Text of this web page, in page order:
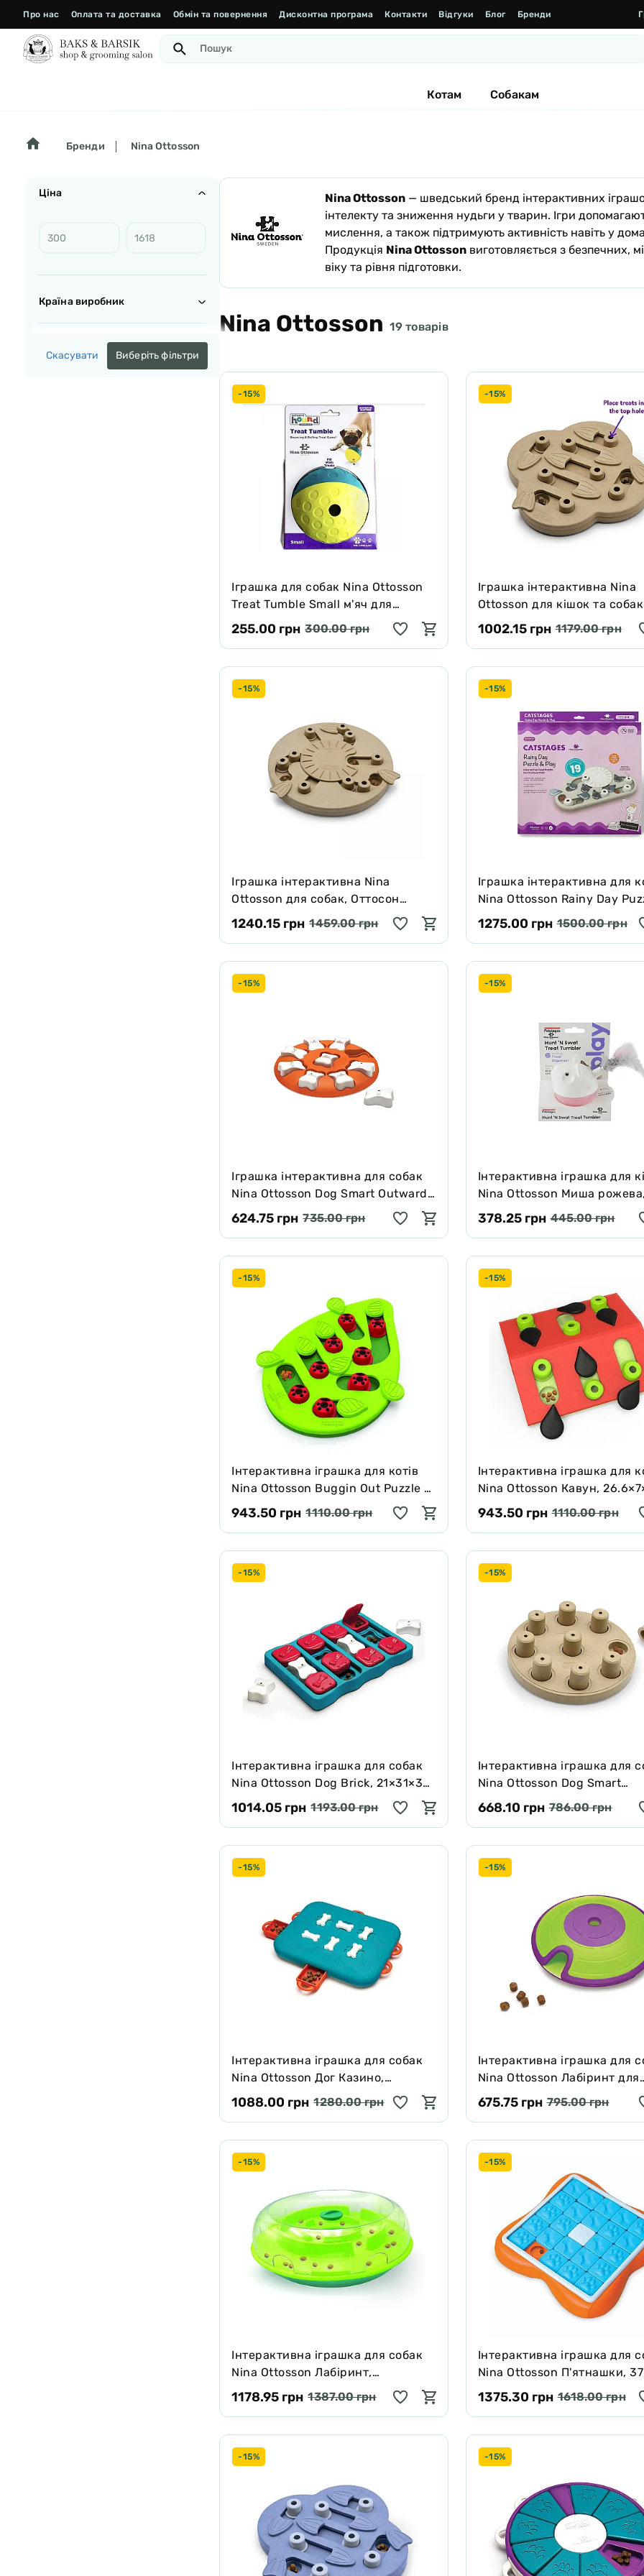
Про нас Оплата та доставка Обмін та повернення Дисконтна програма Контакти Відгуки Блог Бренди
Котам Собакам
Бренди Nina Ottosson
Ціна
Країна виробник
Швеція
Скасувати Виберіть фільтри
Nina Ottosson — шведський бренд інтерактивних
інтелекту та зниження нудьги у тварин. Ігри
мислення, а також підтримують активність навіть у
Продукція Nina Ottosson виготовляється з безпечних,
віку та рівня підготовки.
Nina Ottosson 19 товарів
-15%
Іграшка для собак Nina Ottosson
Treat Tumble Small м'яч для
ласощів, 12.7 см
255.00 грн 300.00 грн
-15%
Іграшка інтерактивна Nina
Ottosson для кішок та собак
схованка, бежево-сіра,
1002.15 грн 1179.00 грн
-15%
Іграшка інтерактивна Nina
Ottosson для собак, Оттосон
ребус, бежево-сіра, 34.5 см
1240.15 грн 1459.00 грн
-15%
Іграшка інтерактивна для
Nina Ottosson Rainy Day
Play Cat Game Головоломка
Дощу
1275.00 грн 1500.00 грн
-15%
Іграшка інтерактивна для собак
Nina Ottosson Dog Smart Outward
помаранчева
624.75 грн 735.00 грн
-15%
Інтерактивна іграшка для
Nina Ottosson Миша
11.5×6.8×14.5 см
378.25 грн 445.00 грн
-15%
Інтерактивна іграшка для котів
Nina Ottosson Buggin Out Puzzle &
Play
943.50 грн 1110.00 грн
-15%
Інтерактивна іграшка для
Nina Ottosson Кавун,
см
943.50 грн 1110.00 грн
-15%
Інтерактивна іграшка для собак
Nina Ottosson Dog Brick, 21×31×3
см
1014.05 грн 1193.00 грн
-15%
Інтерактивна іграшка для
Nina Ottosson Dog Smart
Composite, 23 × 6 см
668.10 грн 786.00 грн
-15%
Інтерактивна іграшка для собак
Nina Ottosson Дог Казино,
бірюзова, 24.5×31.5×3.5 см
1088.00 грн 1280.00 грн
-15%
Інтерактивна іграшка для
Nina Ottosson Лабіринт для
ласощів, зелена, 20 см
675.75 грн 795.00 грн
-15%
Інтерактивна іграшка для собак
Nina Ottosson Лабіринт,
14.6×17.8×6.4 см
1178.95 грн 1387.00 грн
-15%
Інтерактивна іграшка для
Nina Ottosson П'ятнашки,
см
1375.30 грн 1618.00 грн
-15% -15%